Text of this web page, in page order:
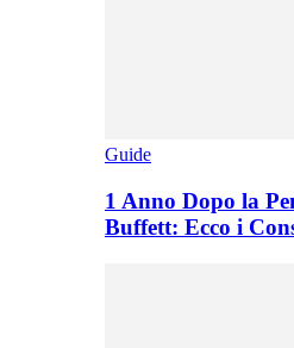
Guide
1 Anno Dopo la
Buffett: Ecco i